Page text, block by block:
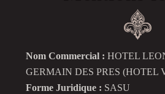
Nom Commercial : HOTEL
GERMAIN DES PRES (HOTEL
Forme Juridique : SASU